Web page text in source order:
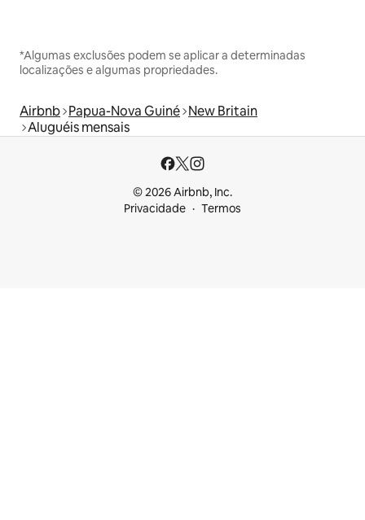
*Algumas exclusões podem se aplicar a determinadas
localizações e algumas propriedades.
Airbnb Papua-Nova Guiné New Britain
Aluguéis mensais
© 2026 Airbnb, Inc.
Privacidade
Termos